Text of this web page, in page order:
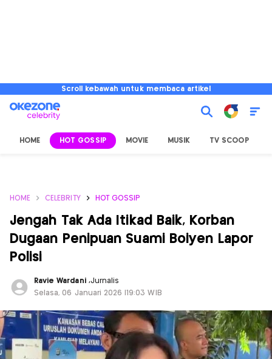
Scroll kebawah untuk membaca artikel
HOME HOT GOSSIP MOVIE MUSIK TV SCOOP
HOME CELEBRITY HOT GOSSIP
Jengah Tak Ada Itikad Baik, Korban
Dugaan Penipuan Suami Boiyen Lapor
Polisi
Ravie Wardani ,Jurnalis
Selasa, 06 Januari 2026 |19:03 WIB